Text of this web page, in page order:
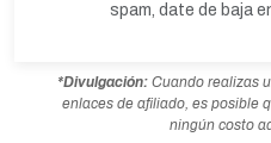
spam, date de baja
*Divulgación: Cuando realizas
enlaces de afiliado, es posible
ningún costo